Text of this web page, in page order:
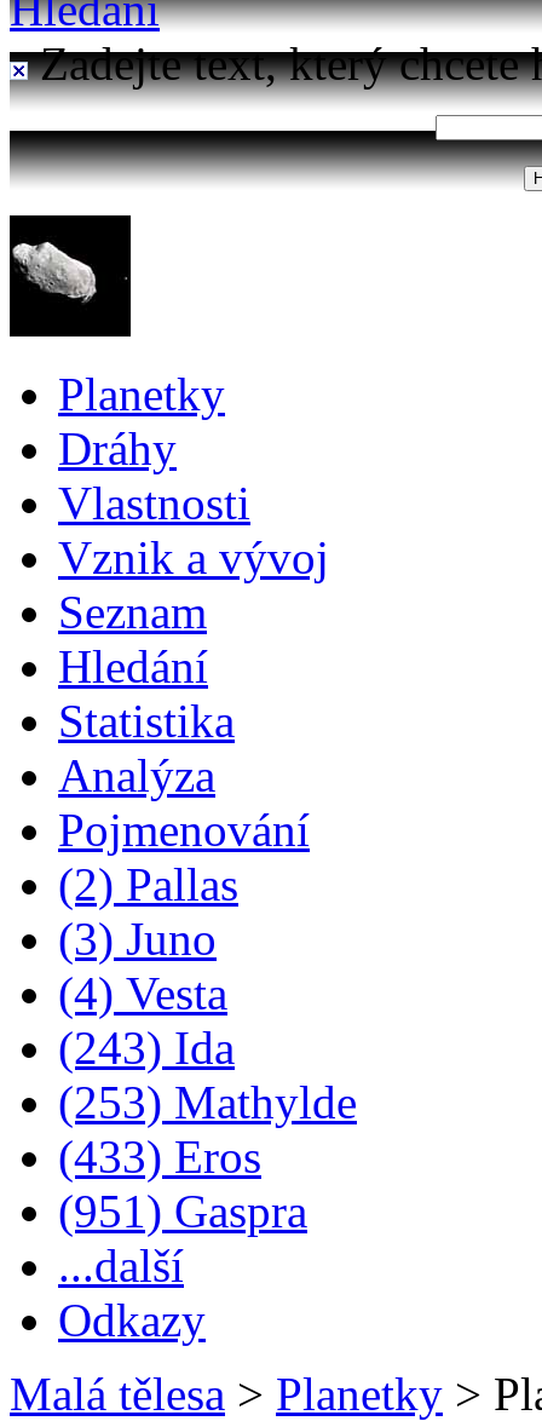
Zadejte text, který chcete
Planetky
Dráhy
Vlastnosti
Vznik a vývoj
Seznam
Hledání
Statistika
Analýza
Pojmenování
(2) Pallas
(3) Juno
(4) Vesta
(243) Ida
(253) Mathylde
(433) Eros
(951) Gaspra
...další
Odkazy
Malá tělesa > Planetky >